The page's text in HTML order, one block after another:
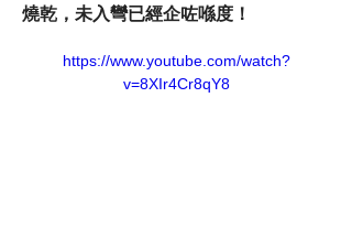
燒乾，未入彎已經企咗喺度！
https://www.youtube.com/watch?
v=8XIr4Cr8qY8